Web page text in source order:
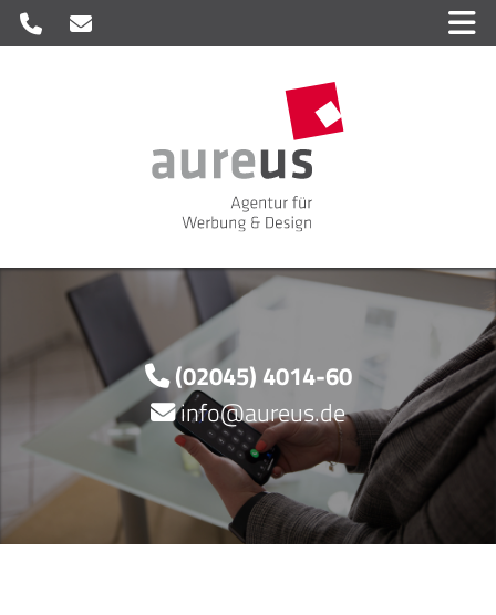
(02045) 4014-60
info@aureus.de